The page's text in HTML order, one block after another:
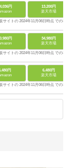
円
13,200円
楽天市場
サイトの 2024年11月06日時点 での税
円
34,980円
楽天市場
サイトの 2024年11月06日時点 での税
円
6,480円
楽天市場
サイトの 2024年11月06日時点 での税